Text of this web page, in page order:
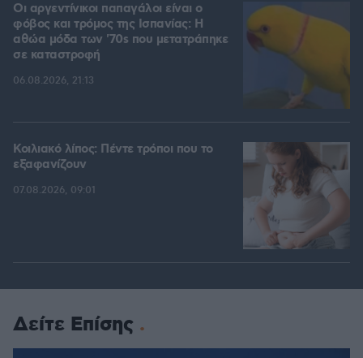
Οι αργεντίνικοι παπαγάλοι είναι ο
φόβος και τρόμος της Ισπανίας: Η
αθώα μόδα των '70s που μετατράπηκε
σε καταστροφή
06.08.2026, 21:13
Κοιλιακό λίπος: Πέντε τρόποι που το
εξαφανίζουν
07.08.2026, 09:01
Δείτε Επίσης